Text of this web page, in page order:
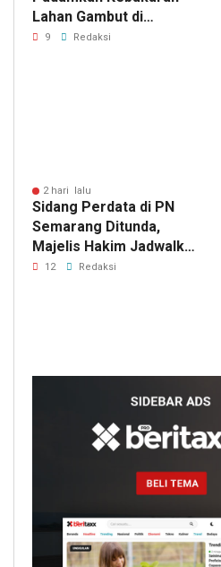
Lahan Gambut di
Cibalong, Permukiman
9 Redaksi
2 hari lalu
Sidang Perdata di PN
Semarang Ditunda,
Majelis Hakim Jadwalkan
Pemanggilan Ulang BPR
12 Redaksi
Ditemukan
Meninggal